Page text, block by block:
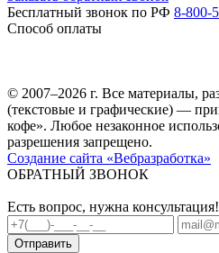
Бесплатный звонок по РФ 8-800-
Способ оплаты
© 2007–2026 г. Все материалы,
(текстовые и графические) —
кофе». Любое незаконное
разрешения запрещено.
Создание сайта «Вебразработка»
ОБРАТНЫЙ ЗВОНОК
Есть вопрос, нужна консультация!